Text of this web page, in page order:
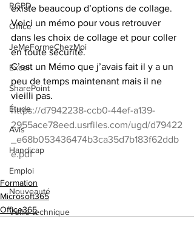
RGPD
Office
JeMeFormeChezMoi
Excel
SharePoint
Étude
Avis
Handicap
Emploi
Nouveauté
Veille technique
existe beaucoup d’options de collage.
Voici un mémo pour vous retrouver
dans les choix de collage et pour coller
en toute sécurité.
C’est un Mémo que j’avais fait il y a un
peu de temps maintenant mais il ne
vieilli pas.
https://d7942238-ccb0-44ef-a139-
2955ace78eed.usrfiles.com/ugd/d79422
_e68b053436474b3ca35d7b183f62ddb
e.pdf
Formation
Microsoft365
Office365